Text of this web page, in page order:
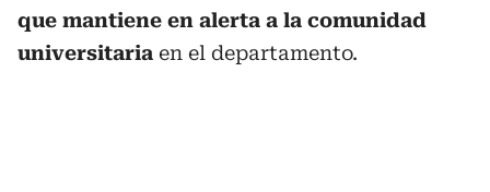
que mantiene en alerta a la comunidad
universitaria en el departamento.